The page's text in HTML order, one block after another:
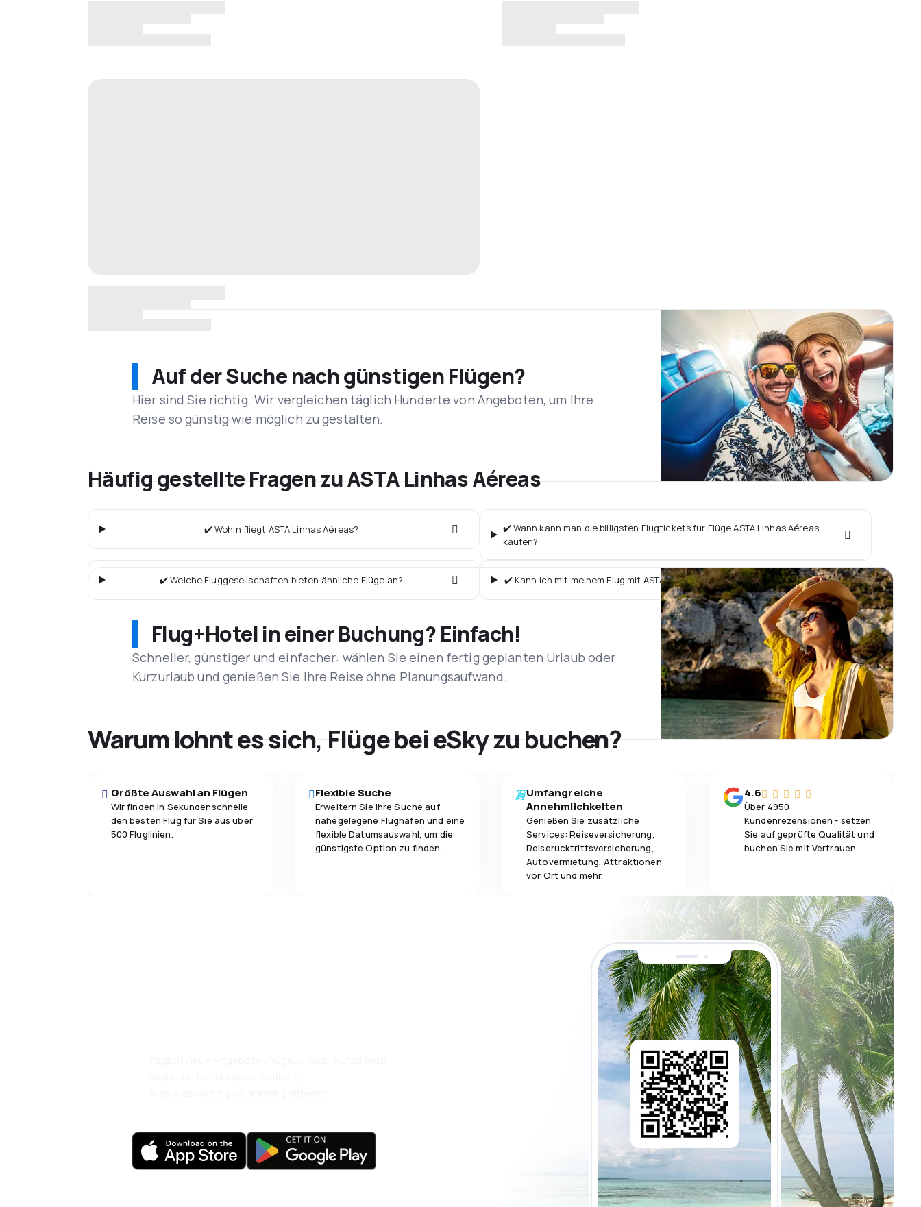
Auf der Suche nach günstigen Flügen?
Hier sind Sie richtig. Wir vergleichen täglich Hunderte von Angeboten, um Ihre
Reise so günstig wie möglich zu gestalten.
Häufig gestellte Fragen zu ASTA Linhas Aéreas
✔️ Wohin fliegt ASTA Linhas Aéreas?
✔️ Wann kann man die billigsten Flugtickets für Flüge ASTA Linhas Aéreas
kaufen?
✔️ Welche Fluggesellschaften bieten ähnliche Flüge an? ✔️ Kann ich mit meinem Flug mit ASTA Linhas Aéreas ein Hotel vor Ort buchen?
Flug+Hotel in einer Buchung? Einfach!
Schneller, günstiger und einfacher: wählen Sie einen fertig geplanten Urlaub oder
Kurzurlaub und genießen Sie Ihre Reise ohne Planungsaufwand.
Warum lohnt es sich, Flüge bei eSky zu buchen?
Größte Auswahl an Flügen
Wir finden in Sekundenschnelle
den besten Flug für Sie aus über
500 Fluglinien.
Flexible Suche
Erweitern Sie Ihre Suche auf
nahegelegene Flughäfen und eine
flexible Datumsauswahl, um die
günstigste Option zu finden.
Umfangreiche
Annehmlichkeiten
Genießen Sie zusätzliche
Services: Reiseversicherung,
Reiserücktrittsversicherung,
Autovermietung, Attraktionen
vor Ort und mehr.
4.6
Über 4950
Kundenrezensionen - setzen
Sie auf geprüfte Qualität und
buchen Sie mit Vertrauen.